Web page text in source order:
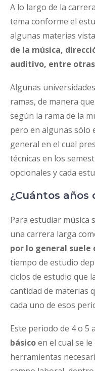
A lo largo de la
tema conforme el
algunas materias
de la música,
auditivo, entre
Algunas
ramas, de manera
según la rama de la
pero en algunas sólo
general en el cual
técnicas en los
opcionales y cada
¿Cuántos años
Para estudiar música
una carrera larga
por lo general suele
tiempo de estudio
ciclos de estudio que
cantidad de materias
cada uno de esos
Este periodo de 4 o 5
básicoen el cual se
herramientas